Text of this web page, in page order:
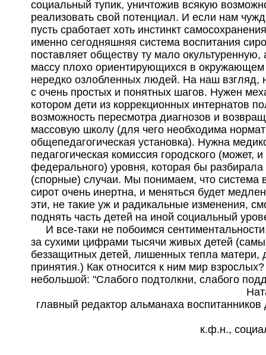
социальный тупик, уничтожив всякую
реализовать свой потенциал. И если нам
пусть сработает хоть инстинкт
именно сегодняшняя система воспитания
поставляет обществу ту мало
массу плохо ориентирующихся в
нередко озлобленных людей. На наш взгляд,
с очень простых и понятных шагов. Нужен
котором дети из коррекционных интернатов
возможность пересмотра диагнозов и
массовую школу (для чего необходима
общепедагогическая установка). Нужна
педагогическая комиссия городского (может, и
федерального) уровня, которая бы
(спорные) случаи. Мы понимаем, что система
сирот очень инертна, и меняться будет
эти, не такие уж и радикальные изменения,
поднять часть детей на иной социальный
И все-таки не побоимся
за сухими цифрами тысячи живых детей
беззащитных детей, лишенных тепла
принятия.) Как относится к ним мир
небольшой: "Слабого подтолкни, слабого
главный редактор альманаха воспитанников
к.ф.н.,